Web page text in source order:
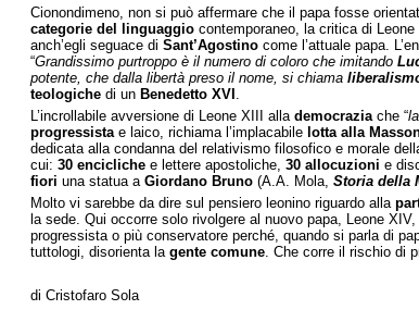
Cionondimeno, non si può affermare che il papa fosse
categorie del linguaggio contemporaneo, la critica di
anch’egli seguace di Sant’Agostino come l’attuale papa.
“Grandissimo purtroppo è il numero di coloro che imitando
potente, che dalla libertà preso il nome, si chiama
teologiche di un Benedetto XVI .
L’incrollabile avversione di Leone XIII alla democraziache “
progressistae laico, richiama l’implacabile lotta alla
dedicata alla condanna del relativismo filosofico e morale
cui: 30 encicliche e lettere apostoliche, 30 allocuzioni e
fiori una statua a Giordano Bruno (A.A. Mola, Storia della
Molto vi sarebbe da dire sul pensiero leonino riguardo alla
la sede. Qui occorre solo rivolgere al nuovo papa, Leone
progressista o più conservatore perché, quando si parla di
tuttologi, disorienta la gente comune. Che corre il rischio di
di Cristofaro Sola